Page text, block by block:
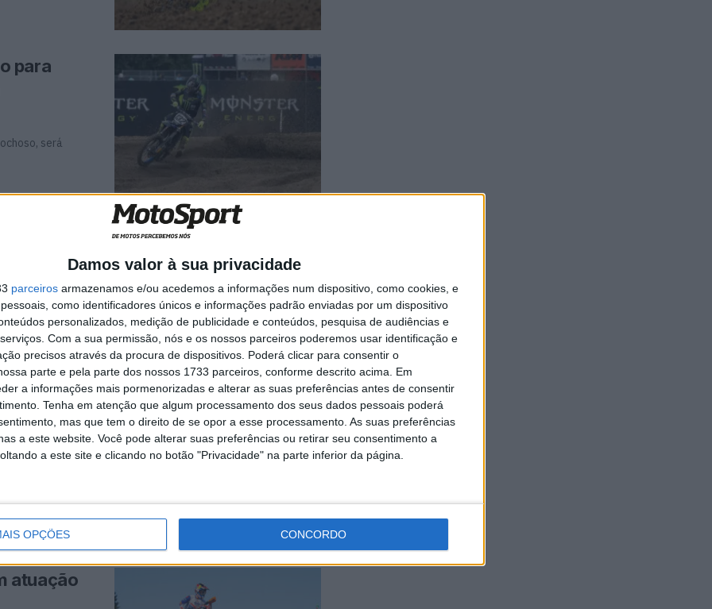
Damos valor à sua privacidade
parceiros armazenamos e/ou acedemos a informações num dispositivo, como cookies, e
como identificadores únicos e informações padrão enviadas por um dispositivo
personalizados, medição de publicidade e conteúdos, pesquisa de audiências e
Com a sua permissão, nós e os nossos parceiros poderemos usar identificação e
precisos através da procura de dispositivos. Poderá clicar para consentir o
parte e pela parte dos nossos 1733 parceiros, conforme descrito acima. Em
a informações mais pormenorizadas e alterar as suas preferências antes de consentir
Tenha em atenção que algum processamento dos seus dados pessoais poderá
mas que tem o direito de se opor a esse processamento. As suas preferências
a este website. Você pode alterar suas preferências ou retirar seu consentimento a
a este site e clicando no botão "Privacidade" na parte inferior da página.
OPÇÕES CONCORDO
para
será
em
Pauls
ansiosos
FIM, que
atuação